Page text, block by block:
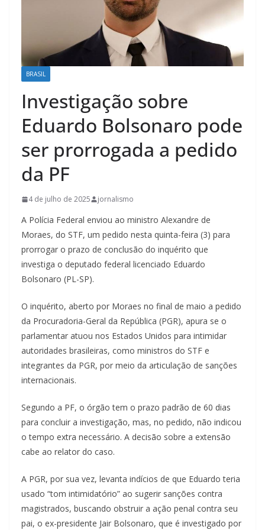
BRASIL
Investigação sobre
Eduardo Bolsonaro pode
ser prorrogada a pedido
da PF
4 de julho de 2025 jornalismo
A Polícia Federal enviou ao ministro Alexandre de
Moraes, do STF, um pedido nesta quinta-feira (3) para
prorrogar o prazo de conclusão do inquérito que
investiga o deputado federal licenciado Eduardo
Bolsonaro (PL-SP).
O inquérito, aberto por Moraes no final de maio a pedido
da Procuradoria-Geral da República (PGR), apura se o
parlamentar atuou nos Estados Unidos para intimidar
autoridades brasileiras, como ministros do STF e
integrantes da PGR, por meio da articulação de sanções
internacionais.
Segundo a PF, o órgão tem o prazo padrão de 60 dias
para concluir a investigação, mas, no pedido, não indicou
o tempo extra necessário. A decisão sobre a extensão
cabe ao relator do caso.
A PGR, por sua vez, levanta indícios de que Eduardo teria
usado “tom intimidatório” ao sugerir sanções contra
magistrados, buscando obstruir a ação penal contra seu
pai, o ex-presidente Jair Bolsonaro, que é investigado por